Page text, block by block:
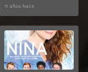
11 años hace
Ver